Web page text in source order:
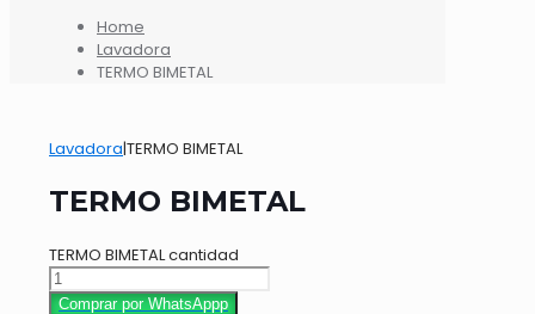
Home
Lavadora
TERMO BIMETAL
Lavadora|TERMO BIMETAL
TERMO BIMETAL
TERMO BIMETAL cantidad
Comprar por WhatsAppp